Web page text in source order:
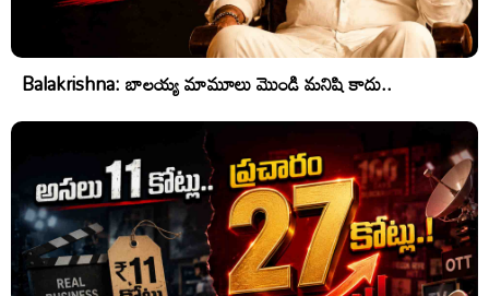
Balakrishna: బాలయ్య మామూలు మొండి మనిషి కాదు..